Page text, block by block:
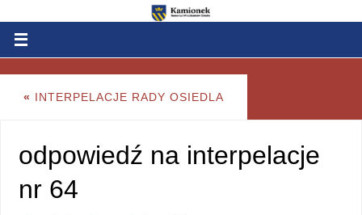
« INTERPELACJE RADY OSIEDLA
odpowiedź na interpelacje
nr 64